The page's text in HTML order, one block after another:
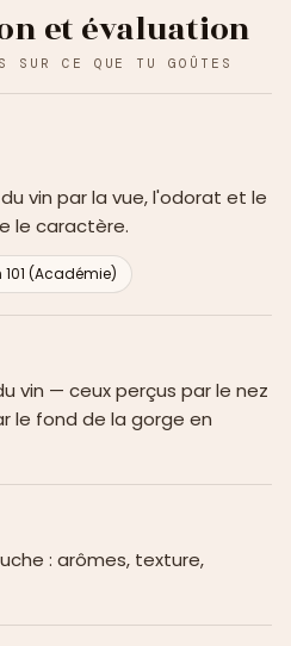
et évaluation
SUR CE QUE TU GOÛTES
vin par la vue, l'odorat et le
le caractère.
101 (Académie)
vin — ceux perçus par le nez
le fond de la gorge en
: arômes, texture,